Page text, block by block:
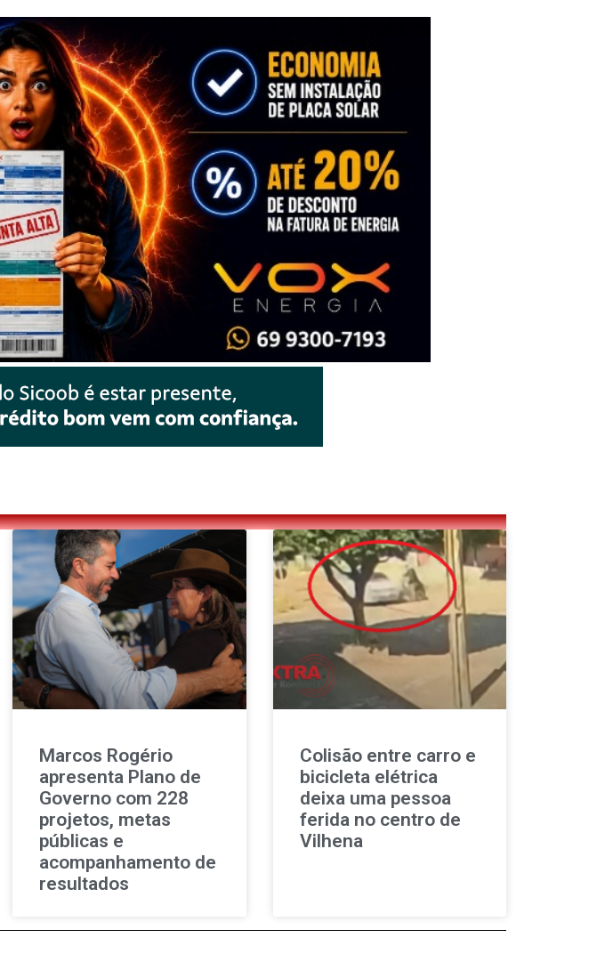
Marcos Rogério
apresenta Plano de
Governo com 228
projetos, metas
públicas e
acompanhamento de
resultados
Colisão entre carro e
bicicleta elétrica
deixa uma pessoa
ferida no centro de
Vilhena